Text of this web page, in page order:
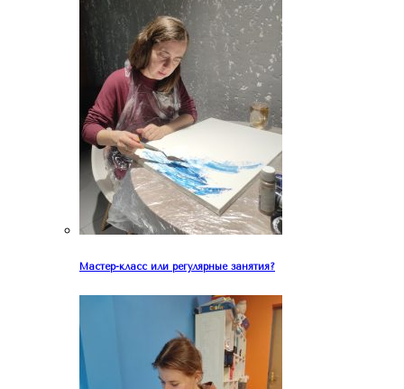
Мастер-класс или регулярные занятия?